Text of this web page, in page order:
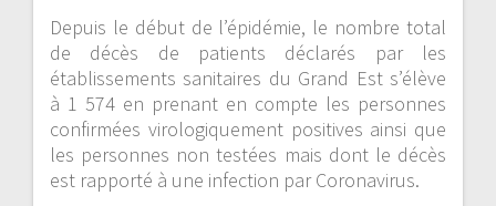
Depuis le début de l’épidémie, le nombre total
de décès de patients déclarés par les
établissements sanitaires du Grand Est s’élève
à 1 574 en prenant en compte les personnes
confirmées virologiquement positives ainsi que
les personnes non testées mais dont le décès
est rapporté à une infection par Coronavirus.